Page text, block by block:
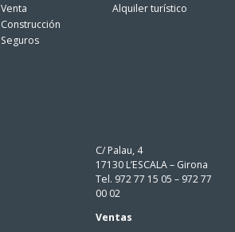
Venta
Construcción
Seguros
Alquiler turístico
C/ Palau, 4
17130 L’ESCALA – Girona
Tel. 972 77 15 05 – 972 77
00 02
Ventas